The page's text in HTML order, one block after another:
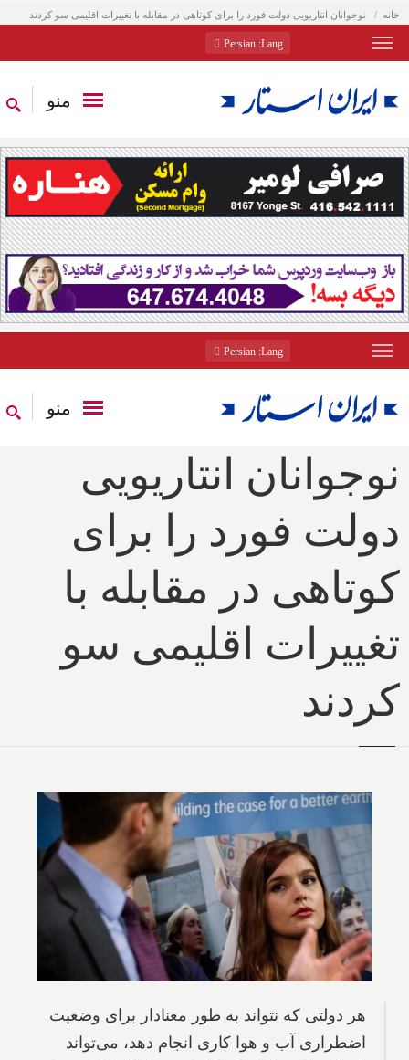
خانه نوجوانان انتاریویی دولت فورد را برای کوتاهی در مقابله با تغییرات اقلیمی سو کردند
Lang
: Persian
منو
Lang
: Persian
منو
نوجوانان انتاریویی
دولت فورد را برای
کوتاهی در مقابله با
تغییرات اقلیمی سو
کردند
هر دولتی که نتواند به طور معنادار برای وضعیت
اضطراری آب و هوا کاری انجام دهد‌، می‌تواند